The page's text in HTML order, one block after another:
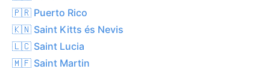
🇵🇷 Puerto Rico
🇰🇳 Saint Kitts és Nevis
🇱🇨 Saint Lucia
🇲🇫 Saint Martin